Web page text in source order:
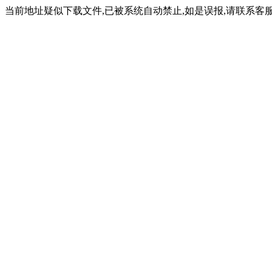
当前地址疑似下载文件,已被系统自动禁止,如是误报,请联系客